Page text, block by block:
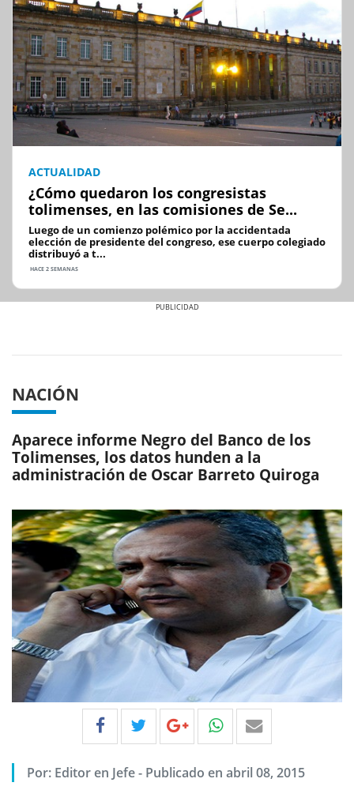
ACTUALIDAD
¿Cómo quedaron los congresistas
tolimenses, en las comisiones de Se...
Luego de un comienzo polémico por la accidentada
elección de presidente del congreso, ese cuerpo colegiado
distribuyó a t...
HACE 2 SEMANAS
NACIÓN
Aparece informe Negro del Banco de los
Tolimenses, los datos hunden a la
administración de Oscar Barreto Quiroga
Por: Editor en Jefe- Publicado en abril 08, 2015